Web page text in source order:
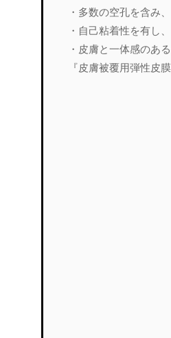
・多数の空孔を含み、
・自己粘着性を有し、
・皮膚と一体感のあ
『皮膚被覆用弾性皮